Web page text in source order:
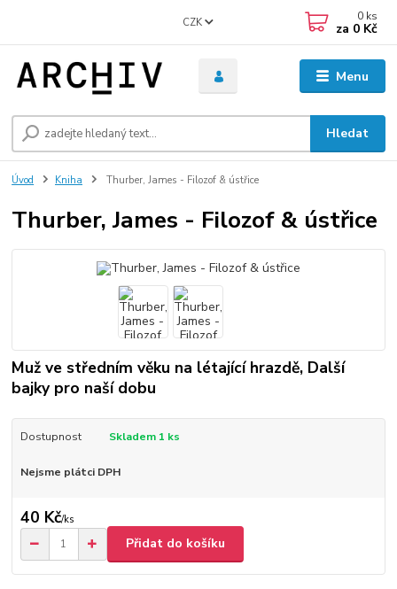
Menu
CZK
Hledat
0 ks
za 0 Kč
Úvod Kniha Thurber, James - Filozof & ústřice
Thurber, James - Filozof & ústřice
Muž ve středním věku na létající hrazdě, Další
bajky pro naší dobu
Dostupnost Skladem 1 ks
Nejsme plátci DPH
40 Kč/ks
Přidat do košíku